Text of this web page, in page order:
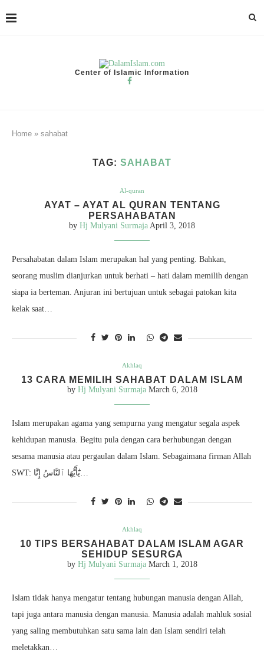
Center of Islamic Information
Home » sahabat
TAG: SAHABAT
Al-quran
AYAT – AYAT AL QURAN TENTANG
PERSAHABATAN
by Hj Mulyani Surmaja April 3, 2018
Persahabatan dalam Islam merupakan hal yang penting. Bahkan,
seorang muslim dianjurkan untuk berhati – hati dalam memilih dengan
siapa ia berteman. Anjuran ini bertujuan untuk sebagai patokan kita
kelak saat…
Akhlaq
13 CARA MEMILIH SAHABAT DALAM ISLAM
by Hj Mulyani Surmaja March 6, 2018
Islam merupakan agama yang sempurna yang mengatur segala aspek
kehidupan manusia. Begitu pula dengan cara berhubungan dengan
sesama manusia atau pergaulan dalam Islam. Sebagaimana firman Allah
SWT: يَٰٓأَيُّهَا ٱلنَّاسُ إِنَّا…
Akhlaq
10 TIPS BERSAHABAT DALAM ISLAM AGAR
SEHIDUP SESURGA
by Hj Mulyani Surmaja March 1, 2018
Islam tidak hanya mengatur tentang hubungan manusia dengan Allah,
tapi juga antara manusia dengan manusia. Manusia adalah mahluk sosial
yang saling membutuhkan satu sama lain dan Islam sendiri telah
meletakkan…